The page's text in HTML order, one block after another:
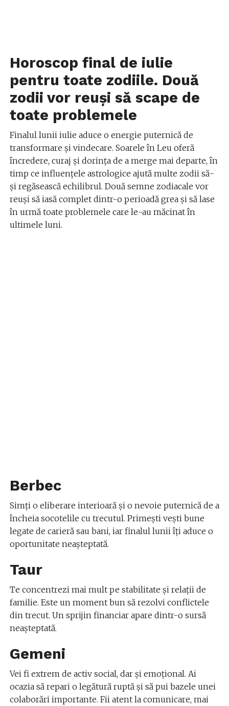
Horoscop final de iulie
pentru toate zodiile. Două
zodii vor reuși să scape de
toate problemele
Finalul lunii iulie aduce o energie puternică de
transformare și vindecare. Soarele în Leu oferă
încredere, curaj și dorința de a merge mai departe, în
timp ce influențele astrologice ajută multe zodii să-
și regăsească echilibrul. Două semne zodiacale vor
reuși să iasă complet dintr-o perioadă grea și să lase
în urmă toate problemele care le-au măcinat în
ultimele luni.
Berbec
Simți o eliberare interioară și o nevoie puternică de a
încheia socotelile cu trecutul. Primești vești bune
legate de carieră sau bani, iar finalul lunii îți aduce o
oportunitate neașteptată.
Taur
Te concentrezi mai mult pe stabilitate și relații de
familie. Este un moment bun să rezolvi conflictele
din trecut. Un sprijin financiar apare dintr-o sursă
neașteptată.
Gemeni
Vei fi extrem de activ social, dar și emoțional. Ai
ocazia să repari o legătură ruptă și să pui bazele unei
colaborări importante. Fii atent la comunicare, mai